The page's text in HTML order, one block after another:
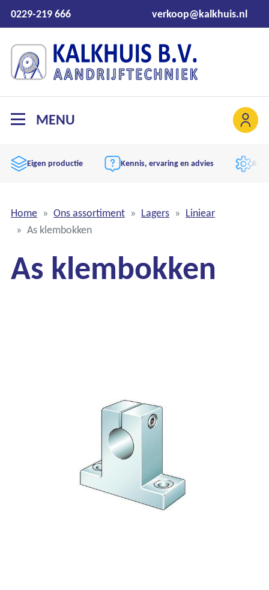
0229-219 666 verkoop@kalkhuis.nl
MENU
Eigen productie Kennis, ervaring en advies
Home Ons assortiment Lagers
Liniear
As klembokken
As klembokken